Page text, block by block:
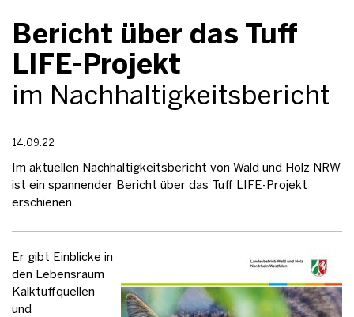
Bericht über das Tuff
LIFE-Projekt
im Nachhaltigkeitsbericht
14.09.22
Im aktuellen Nachhaltigkeitsbericht von Wald und Holz NRW
ist ein spannender Bericht über das Tuff LIFE-Projekt
erschienen.
Er gibt Einblicke in
den Lebensraum
Kalktuffquellen
und